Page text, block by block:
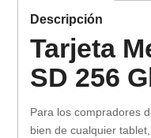
Descripción
Tarjeta
SD 256
Para los compradores
bien de cualquier